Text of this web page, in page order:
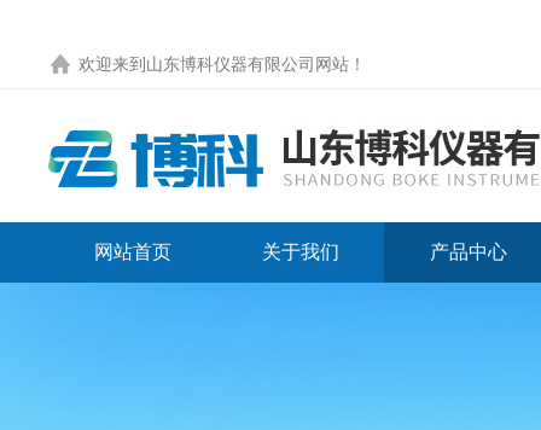
欢迎来到 山东博科仪器有限公司网站 ！
网站首页 关于我们 产品中心